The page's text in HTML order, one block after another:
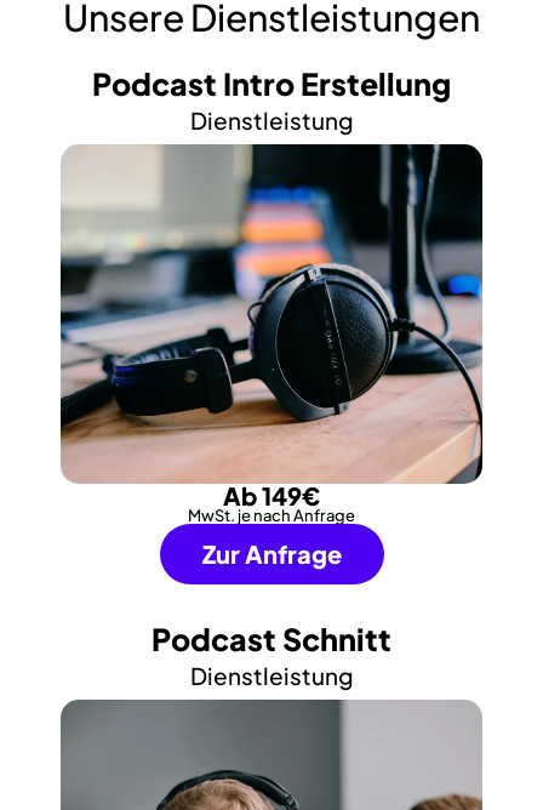
Unsere Dienstleistungen
Podcast Intro Erstellung
Dienstleistung
Ab 149€
MwSt. je nach Anfrage
Zur Anfrage
Podcast Schnitt
Dienstleistung